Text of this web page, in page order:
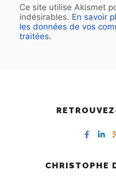
Ce site utilise Akismet
indésirables. En savoir
les données de vos
traitées.
CHRISTOPHE